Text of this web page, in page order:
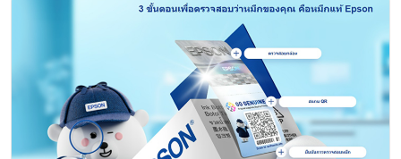
ราคาพิเศษ 246,050 บาท • JBL 4428
ราคาพิเศษ 160,550 บาท Home Theater Set
• Premium Stage HD 5 ราคาพิเศษ
56,015 บาท (ประกอบด้วย Denon AVR-X1800H และชุด
ลำโพง JBL Stage) • Premium Stage HD 6
ราคาพิเศษ 56,865 บาท (ประกอบด้วย Denon
AVR-X2800H และชุดลำโพง JBL Stage) • Classic
DNP2000NE (สีดำ/สีเงิน/สีกราไฟท์) ราคาพิเศษ
50,310 บาท • Denon DCD-50 ราคา
พิเศษ 16,110 บาท • Denon DCD-1600NE
ราคาพิเศษ 50,310 บาท • Denon DCD-900NE
ราคาพิเศษ 17,910 บาท Turntable • Denon
DP-200USB ราคาพิเศษ 9,405 บาท •
Denon DP400 (สีขาว/สีดำ) ราคาพิเศษ
หน้าที่ฝ่ายปฏิบัติการ กลุ่มธุรกิจ Lifestyle & Online จัดงาน
“Aurora House: Home Of The Future” เปิดตัวสินค้าใหม่
“ฮาร์แมน คาร์ดอน” (Harman Kardon) ภายใต้คอนเซ็ปต์
‘Aurora House’ ที่เปิดพื้นที่ต้อนรับคนรักเสียงเพลง พร้อมเผย
โฉม 4 กลุ่มผลิตภัณฑ์ใหม่ ที่สะท้อนความโดดเด่นด้านงานดีไซน์
และพลังเสียงอันเป็นเอกลักษณ์ของแบรนด์ สำหรับ
ผลิตภัณฑ์ใหม่ที่เปิดตัวครั้งนี้ ได้แก่ ลำโพงไร้สายระดับพรีเมียม